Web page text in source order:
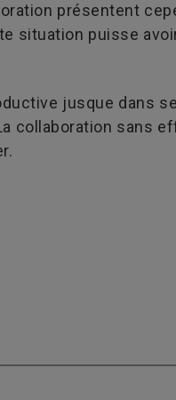
présentent
situation puisse
jusque dans
collaboration sans